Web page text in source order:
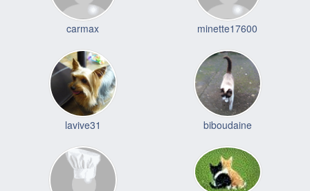
carmax minette17600
lavive31 biboudaine